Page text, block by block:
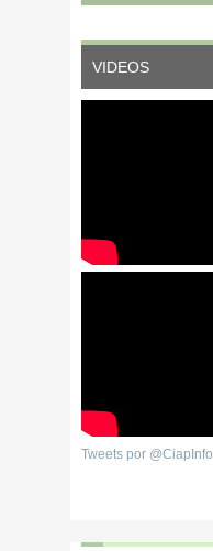
VIDEOS
Tweets por @CiapInfo